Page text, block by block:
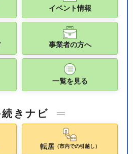
イベント情報
事業者の方へ
一覧を見る
きナビ
転居（市内での引越し）